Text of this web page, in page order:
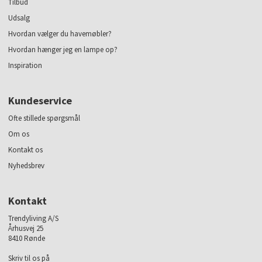
Tilbud
Udsalg
Hvordan vælger du havemøbler?
Hvordan hænger jeg en lampe op?
Inspiration
Kundeservice
Ofte stillede spørgsmål
Om os
Kontakt os
Nyhedsbrev
Kontakt
Trendyliving A/S
Århusvej 25
8410 Rønde
Skriv til os på